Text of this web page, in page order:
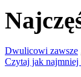
Dwulicowi zawsze
Czytaj jak